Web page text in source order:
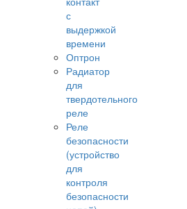
с
выдержкой
времени
Оптрон
Радиатор
для
твердотельного
реле
Реле
безопасности
(устройство
для
контроля
безопасности